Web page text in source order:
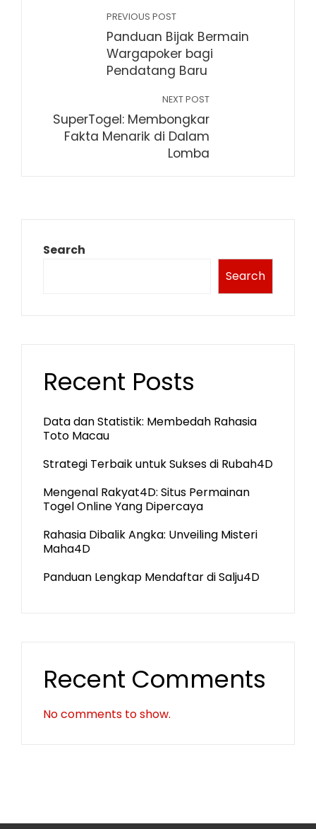
PREVIOUS POST
Panduan Bijak Bermain
Wargapoker bagi
Pendatang Baru
NEXT POST
SuperTogel: Membongkar
Fakta Menarik di Dalam
Lomba
Search
Search
Recent Posts
Data dan Statistik: Membedah Rahasia
Toto Macau
Strategi Terbaik untuk Sukses di Rubah4D
Mengenal Rakyat4D: Situs Permainan
Togel Online Yang Dipercaya
Rahasia Dibalik Angka: Unveiling Misteri
Maha4D
Panduan Lengkap Mendaftar di Salju4D
Recent Comments
No comments to show.